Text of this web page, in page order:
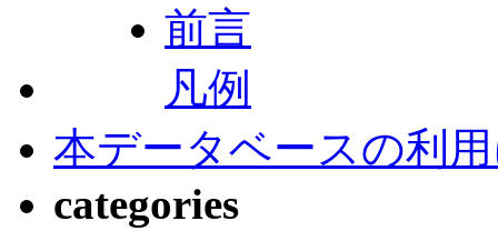
前言
凡例
本データベースの利
categories